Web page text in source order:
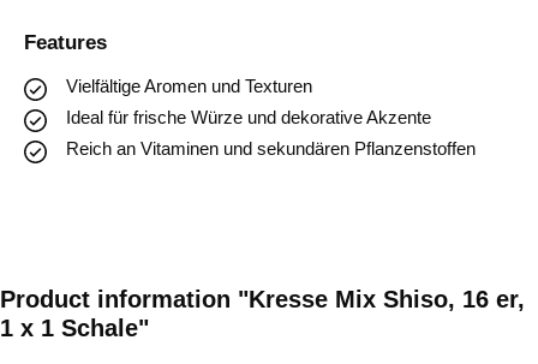
Features
Vielfältige Aromen und Texturen
Ideal für frische Würze und dekorative Akzente
Reich an Vitaminen und sekundären Pflanzenstoffen
Product information "Kresse Mix Shiso, 16 er,
1 x 1 Schale"